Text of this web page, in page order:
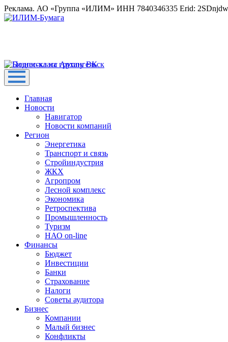
Реклама. АО «Группа «ИЛИМ» ИНН 7840346335 Erid:
Главная
Новости
Навигатор
Новости компаний
Регион
Энергетика
Транспорт и связь
Стройиндустрия
ЖКХ
Агропром
Лесной комплекс
Экономика
Ретроспектива
Промышленность
Туризм
НАО on-line
Финансы
Бюджет
Инвестиции
Банки
Страхование
Налоги
Советы аудитора
Бизнес
Компании
Малый бизнес
Конфликты